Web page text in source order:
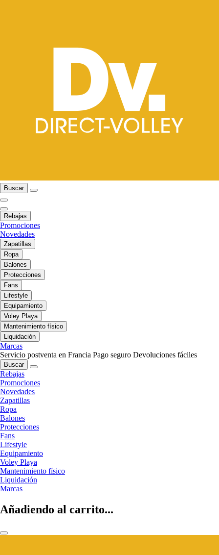
Buscar
Rebajas
Promociones
Novedades
Zapatillas
Ropa
Balones
Protecciones
Fans
Lifestyle
Equipamiento
Voley Playa
Mantenimiento físico
Liquidación
Marcas
Servicio postventa en Francia Pago seguro Devoluciones fáciles
Buscar
Rebajas
Promociones
Novedades
Zapatillas
Ropa
Balones
Protecciones
Fans
Lifestyle
Equipamiento
Voley Playa
Mantenimiento físico
Liquidación
Marcas
Añadiendo al carrito...